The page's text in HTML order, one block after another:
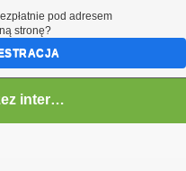
Zarabianie przez internet
pod adresem
stronę?